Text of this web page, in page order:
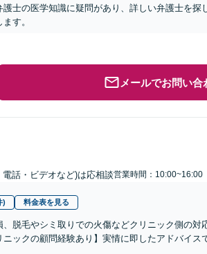
士の医学知識に疑問があり、詳しい弁護士を探
す。
メールでお問い合
話・ビデオなど)は応相談営業時間：10:00~16:00
) 料金表を見る
、脱毛やシミ取りでの火傷などクリニック側の対
ックの顧問経験あり】実情に即したアドバイス